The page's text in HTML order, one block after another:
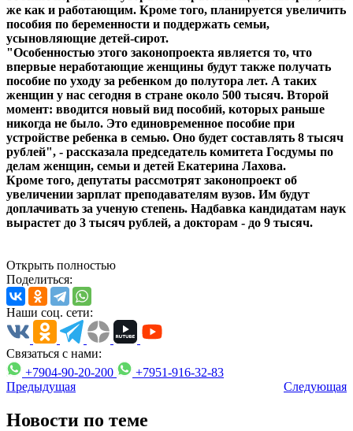
же как и работающим. Кроме того, планируется увеличить
пособия по беременности и поддержать семьи,
усыновляющие детей-сирот.
"Особенностью этого законопроекта является то, что
впервые неработающие женщины будут также получать
пособие по уходу за ребенком до полутора лет. А таких
женщин у нас сегодня в стране около 500 тысяч. Второй
момент: вводится новый вид пособий, которых раньше
никогда не было. Это единовременное пособие при
устройстве ребенка в семью. Оно будет составлять 8 тысяч
рублей", - рассказала председатель комитета Госдумы по
делам женщин, семьи и детей Екатерина Лахова.
Кроме того, депутаты рассмотрят законопроект об
увеличении зарплат преподавателям вузов. Им будут
доплачивать за ученую степень. Надбавка кандидатам наук
вырастет до 3 тысяч рублей, а докторам - до 9 тысяч.
Открыть полностью
Поделиться:
Наши соц. сети:
Связаться с нами:
+7904-90-20-200
+7951-916-32-83
Предыдущая
Следующая
Новости по теме